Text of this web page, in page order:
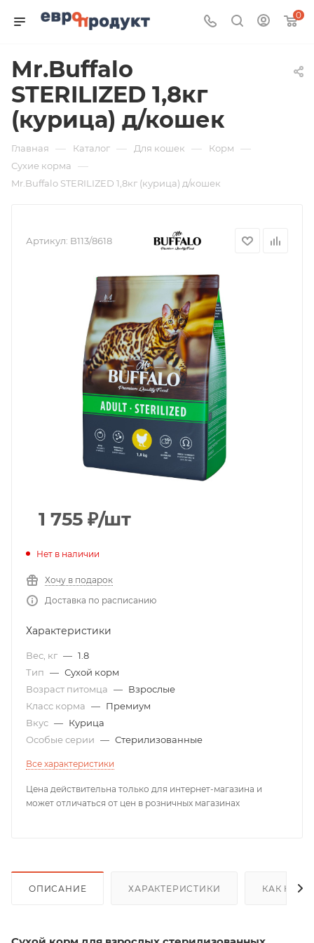
0
Mr.Buffalo
STERILIZED 1,8кг
(курица) д/кошек
Главная — Каталог — Для кошек — Корм —
Сухие корма —
Mr.Buffalo STERILIZED 1,8кг (курица) д/кошек
Артикул: B113/8618
1 755 ₽/шт
Нет в наличии
Хочу в подарок
Доставка по расписанию
Характеристики
Вес, кг — 1.8
Тип — Сухой корм
Возраст питомца — Взрослые
Класс корма — Премиум
Вкус — Курица
Особые серии — Стерилизованные
Все характеристики
Цена действительна только для интернет-магазина и
может отличаться от цен в розничных магазинах
ОПИСАНИЕ ХАРАКТЕРИСТИКИ КАК